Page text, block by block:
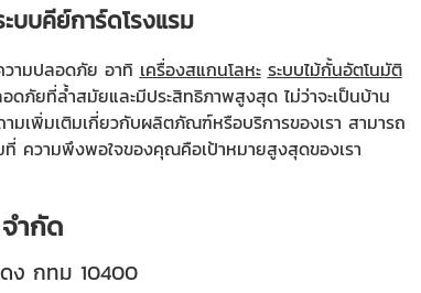
บบคีย์การ์ดโรงแรม
ามปลอดภัย อาทิ เครื่องสแกนโลหะ ระบบไม้กั้นอัตโนมัติ
ภัยที่ล้ำสมัยและมีประสิทธิภาพสูงสุด ไม่ว่าจะเป็นบ้าน
เพิ่มเติมเกี่ยวกับผลิตภัณฑ์หรือบริการของเรา สามารถ
ความพึงพอใจของคุณคือเป้าหมายสูงสุดของเรา
ำกัด
ง กทม 10400